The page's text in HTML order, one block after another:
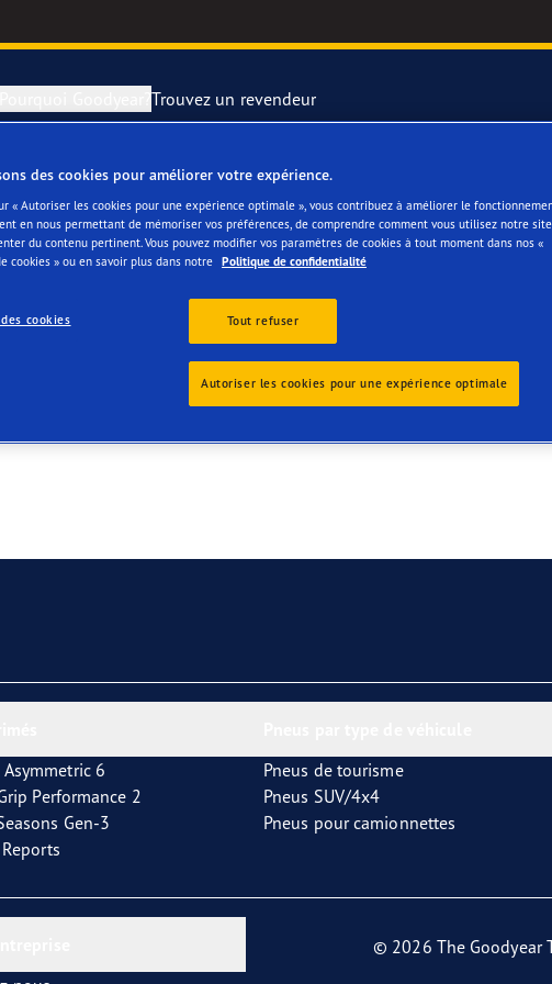
Pourquoi Goodyear?
F1 SuperSport
Performance 2
4Seasons GEN-3
Trouvez un revendeur
Asymmetric 6
Performance 2
Gen-3
Pneus de tourisme
Pneus SUV/4x4
Pneus pour camionnettes
© 2026 The Goodyear
des cookies pour améliorer votre expérience.
« Autoriser les cookies pour une expérience optimale », vous contribuez à améliorer le
en nous permettant de mémoriser vos préférences, de comprendre comment vous utilisez notre
du contenu pertinent. Vous pouvez modifier vos paramètres de cookies à tout moment dans nos «
cookies » ou en savoir plus dans notre Politique de confidentialité
cookies Tout refuser
Autoriser les cookies pour une expérience optimale